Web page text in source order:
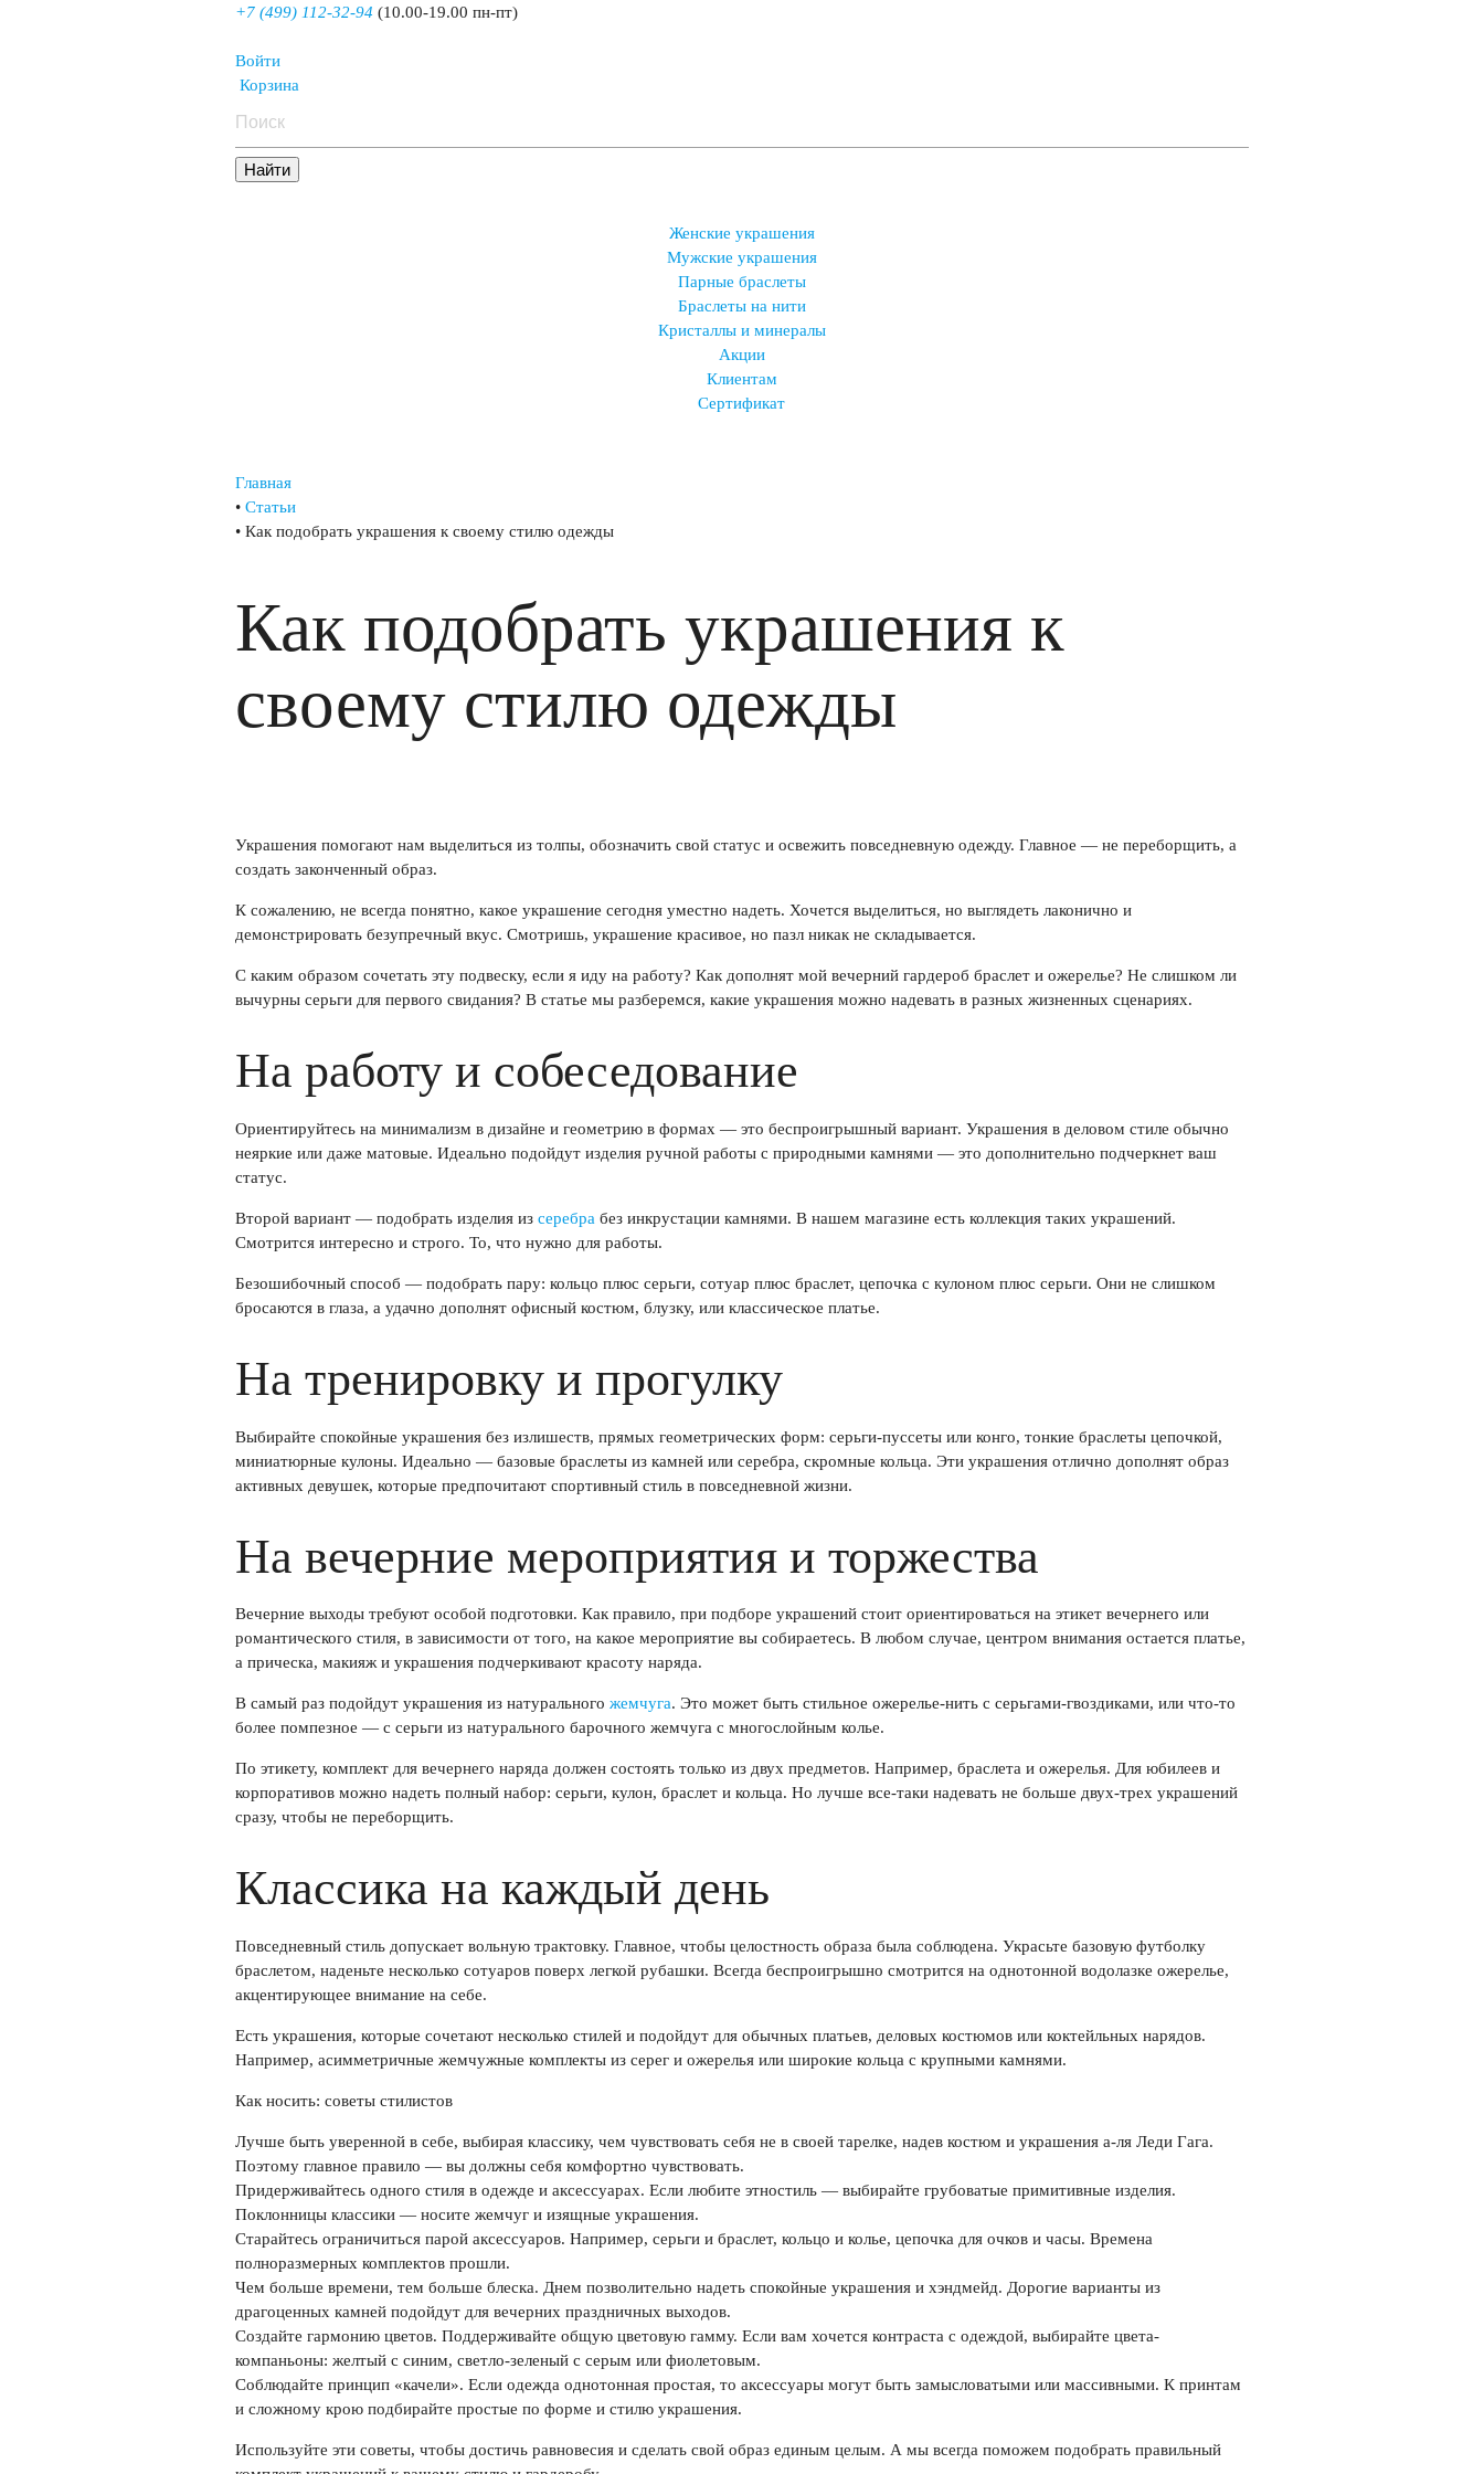
+7 (499) 112-32-94 (10.00-19.00 пн-пт)
Войти
Корзина
Женские украшения
Мужские украшения
Парные браслеты
Браслеты на нити
Кристаллы и минералы
Акции
Клиентам
Сертификат
Главная
• Статьи
• Как подобрать украшения к своему стилю одежды
Как подобрать украшения к
своему стилю одежды
Украшения помогают нам выделиться из толпы, обозначить свой статус и освежить повседневную одежду. Главное — не переборщить, а
создать законченный образ.
К сожалению, не всегда понятно, какое украшение сегодня уместно надеть. Хочется выделиться, но выглядеть лаконично и
демонстрировать безупречный вкус. Смотришь, украшение красивое, но пазл никак не складывается.
С каким образом сочетать эту подвеску, если я иду на работу? Как дополнят мой вечерний гардероб браслет и ожерелье? Не слишком ли
вычурны серьги для первого свидания? В статье мы разберемся, какие украшения можно надевать в разных жизненных сценариях.
На работу и собеседование
Ориентируйтесь на минимализм в дизайне и геометрию в формах — это беспроигрышный вариант. Украшения в деловом стиле обычно
неяркие или даже матовые. Идеально подойдут изделия ручной работы с природными камнями — это дополнительно подчеркнет ваш
статус.
Второй вариант — подобрать изделия из серебра без инкрустации камнями. В нашем магазине есть коллекция таких украшений.
Смотрится интересно и строго. То, что нужно для работы.
Безошибочный способ — подобрать пару: кольцо плюс серьги, сотуар плюс браслет, цепочка с кулоном плюс серьги. Они не слишком
бросаются в глаза, а удачно дополнят офисный костюм, блузку, или классическое платье.
На тренировку и прогулку
Выбирайте спокойные украшения без излишеств, прямых геометрических форм: серьги-пуссеты или конго, тонкие браслеты цепочкой,
миниатюрные кулоны. Идеально — базовые браслеты из камней или серебра, скромные кольца. Эти украшения отлично дополнят образ
активных девушек, которые предпочитают спортивный стиль в повседневной жизни.
На вечерние мероприятия и торжества
Вечерние выходы требуют особой подготовки. Как правило, при подборе украшений стоит ориентироваться на этикет вечернего или
романтического стиля, в зависимости от того, на какое мероприятие вы собираетесь. В любом случае, центром внимания остается платье,
а прическа, макияж и украшения подчеркивают красоту наряда.
В самый раз подойдут украшения из натурального жемчуга. Это может быть стильное ожерелье-нить с серьгами-гвоздиками, или что-то
более помпезное — с серьги из натурального барочного жемчуга с многослойным колье.
По этикету, комплект для вечернего наряда должен состоять только из двух предметов. Например, браслета и ожерелья. Для юбилеев и
корпоративов можно надеть полный набор: серьги, кулон, браслет и кольца. Но лучше все-таки надевать не больше двух-трех украшений
сразу, чтобы не переборщить.
Классика на каждый день
Повседневный стиль допускает вольную трактовку. Главное, чтобы целостность образа была соблюдена. Украсьте базовую футболку
браслетом, наденьте несколько сотуаров поверх легкой рубашки. Всегда беспроигрышно смотрится на однотонной водолазке ожерелье,
акцентирующее внимание на себе.
Есть украшения, которые сочетают несколько стилей и подойдут для обычных платьев, деловых костюмов или коктейльных нарядов.
Например, асимметричные жемчужные комплекты из серег и ожерелья или широкие кольца с крупными камнями.
Как носить: советы стилистов
Лучше быть уверенной в себе, выбирая классику, чем чувствовать себя не в своей тарелке, надев костюм и украшения а-ля Леди Гага.
Поэтому главное правило — вы должны себя комфортно чувствовать.
Придерживайтесь одного стиля в одежде и аксессуарах. Если любите этностиль — выбирайте грубоватые примитивные изделия.
Поклонницы классики — носите жемчуг и изящные украшения.
Старайтесь ограничиться парой аксессуаров. Например, серьги и браслет, кольцо и колье, цепочка для очков и часы. Времена
полноразмерных комплектов прошли.
Чем больше времени, тем больше блеска. Днем позволительно надеть спокойные украшения и хэндмейд. Дорогие варианты из
драгоценных камней подойдут для вечерних праздничных выходов.
Создайте гармонию цветов. Поддерживайте общую цветовую гамму. Если вам хочется контраста с одеждой, выбирайте цвета-
компаньоны: желтый с синим, светло-зеленый с серым или фиолетовым.
Соблюдайте принцип «качели». Если одежда однотонная простая, то аксессуары могут быть замысловатыми или массивными. К принтам
и сложному крою подбирайте простые по форме и стилю украшения.
Используйте эти советы, чтобы достичь равновесия и сделать свой образ единым целым. А мы всегда поможем подобрать правильный